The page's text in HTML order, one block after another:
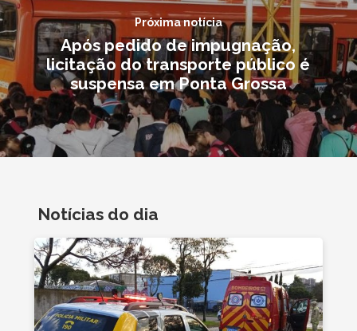
Próxima notícia
Após pedido de impugnação,
licitação do transporte público é
suspensa em Ponta Grossa
Notícias do dia